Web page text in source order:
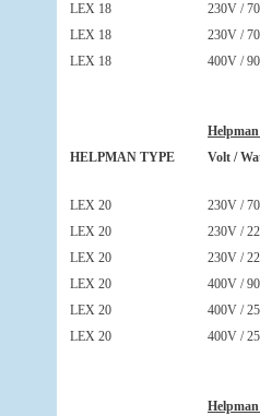
LEX 18
230V /
LEX 18
230V /
LEX 18
400V /
HELPMAN TYPE
Volt /
LEX 20
230V /
LEX 20
230V /
LEX 20
230V /
LEX 20
400V /
LEX 20
400V /
LEX 20
400V /